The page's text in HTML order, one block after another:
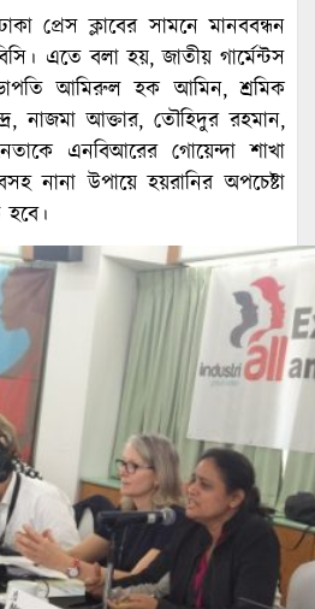
প্রেস ক্লাবের সামনে মানববন্ধন
এতে বলা হয়, জাতীয় গার্মেন্টস
আমিরুল হক আমিন, শ্রমিক
নাজমা আক্তার, তৌহিদুর রহমান,
এনবিআরের গোয়েন্দা শাখা
নানা উপায়ে হয়রানির অপচেষ্টা